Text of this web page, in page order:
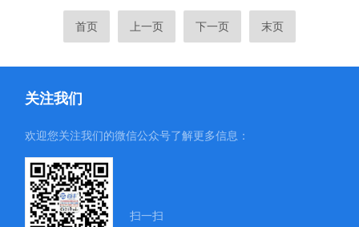
首页 上一页 下一页 末页
关注我们
欢迎您关注我们的微信公众号了解更多信息：
扫一扫